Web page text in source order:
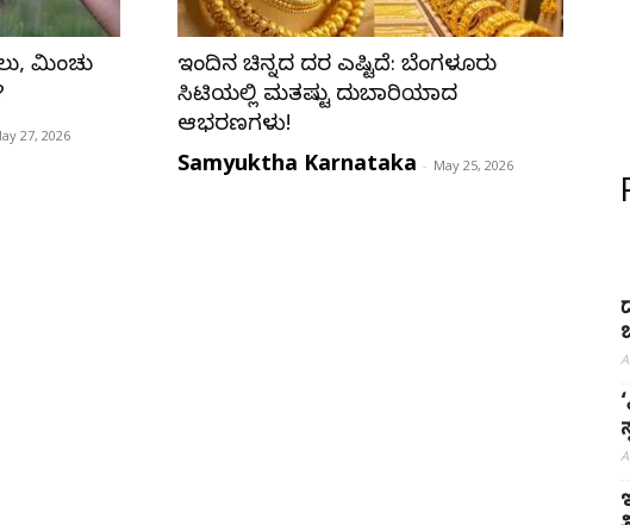
ಮಿಂಚು
27, 2026
ಇಂದಿನ ಚಿನ್ನದ ದರ ಎಷ್ಟಿದೆ: ಬೆಂಗಳೂರು
ಸಿಟಿಯಲ್ಲಿ ಮತ್ತಷ್ಟು ದುಬಾರಿಯಾದ
ಆಭರಣಗಳು!
Samyuktha Karnataka - May 25, 2026